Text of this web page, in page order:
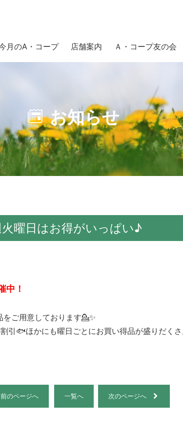
月のA・コープ 店舗案内 Ａ・コープ友の会
お知らせ
火曜日はお得がいっぱい♪
中！
をご用意しております💁✨
引🐟ほかにも曜日ごとにお買い得品が盛りだく
前のページへ 一覧へ 次のページへ